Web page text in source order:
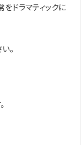
ドラマティックに
。